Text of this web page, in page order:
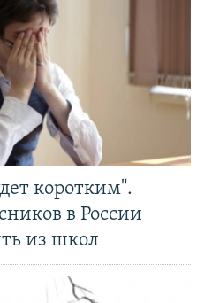
коротким".
в России
из школ